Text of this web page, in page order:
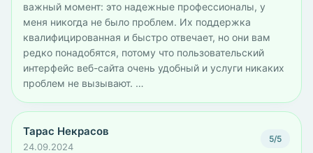
важный момент: это надежные профессионалы, у
меня никогда не было проблем. Их поддержка
квалифицированная и быстро отвечает, но они вам
редко понадобятся, потому что пользовательский
интерфейс веб-сайта очень удобный и услуги никаких
проблем не вызывают. …
Тарас Некрасов
24.09.2024
5/5